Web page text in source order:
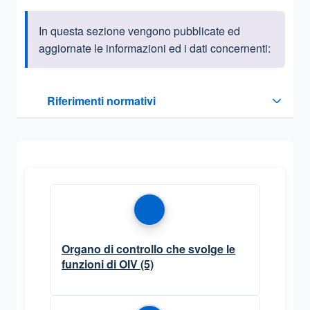
Informazioni introduttive
In questa sezione vengono pubblicate ed
aggiornate le informazioni ed i dati concernenti:
Riferimenti normativi
Sezione compressa
Organo di controllo che svolge le
funzioni di OIV(5)